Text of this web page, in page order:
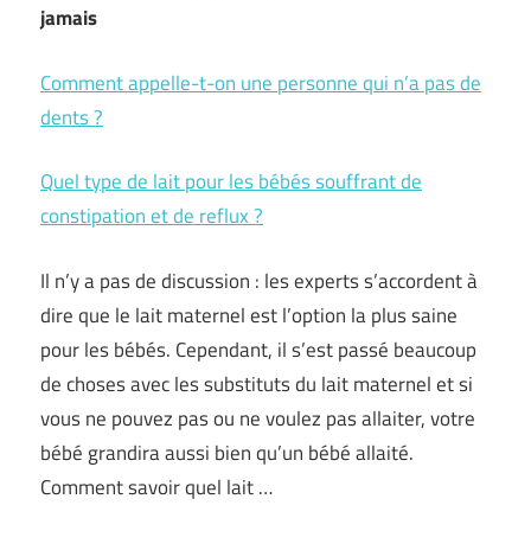
jamais
Comment appelle-t-on une personne qui n’a pas de
dents ?
Quel type de lait pour les bébés souffrant de
constipation et de reflux ?
Il n’y a pas de discussion : les experts s’accordent à
dire que le lait maternel est l’option la plus saine
pour les bébés. Cependant, il s’est passé beaucoup
de choses avec les substituts du lait maternel et si
vous ne pouvez pas ou ne voulez pas allaiter, votre
bébé grandira aussi bien qu’un bébé allaité.
Comment savoir quel lait …